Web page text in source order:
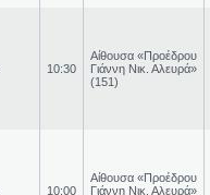
10:30
Αίθουσα «Προέδρου
Γιάννη Νικ. Αλευρά»
(151)
10:00
Αίθουσα «Προέδρου
Γιάννη Νικ. Αλευρά»